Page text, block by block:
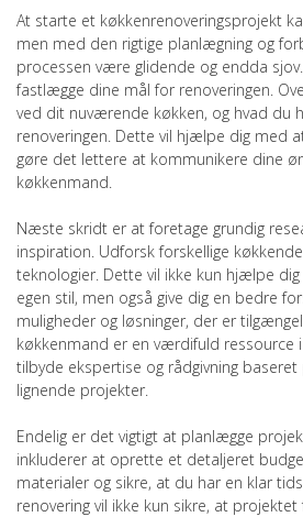
At starte et køkkenrenoveringsprojekt
men med den rigtige planlægning og
processen være glidende og endda
fastlægge dine mål for renoveringen.
ved dit nuværende køkken, og hvad du
renoveringen. Dette vil hjælpe dig med
gøre det lettere at kommunikere dine
køkkenmand.
Næste skridt er at foretage grundig
inspiration. Udforsk forskellige
teknologier. Dette vil ikke kun hjælpe
egen stil, men også give dig en bedre
muligheder og løsninger, der er
køkkenmand er en værdifuld ressource
tilbyde ekspertise og rådgivning
lignende projekter.
Endelig er det vigtigt at planlægge
inkluderer at oprette et detaljeret
materialer og sikre, at du har en klar
renovering vil ikke kun sikre, at